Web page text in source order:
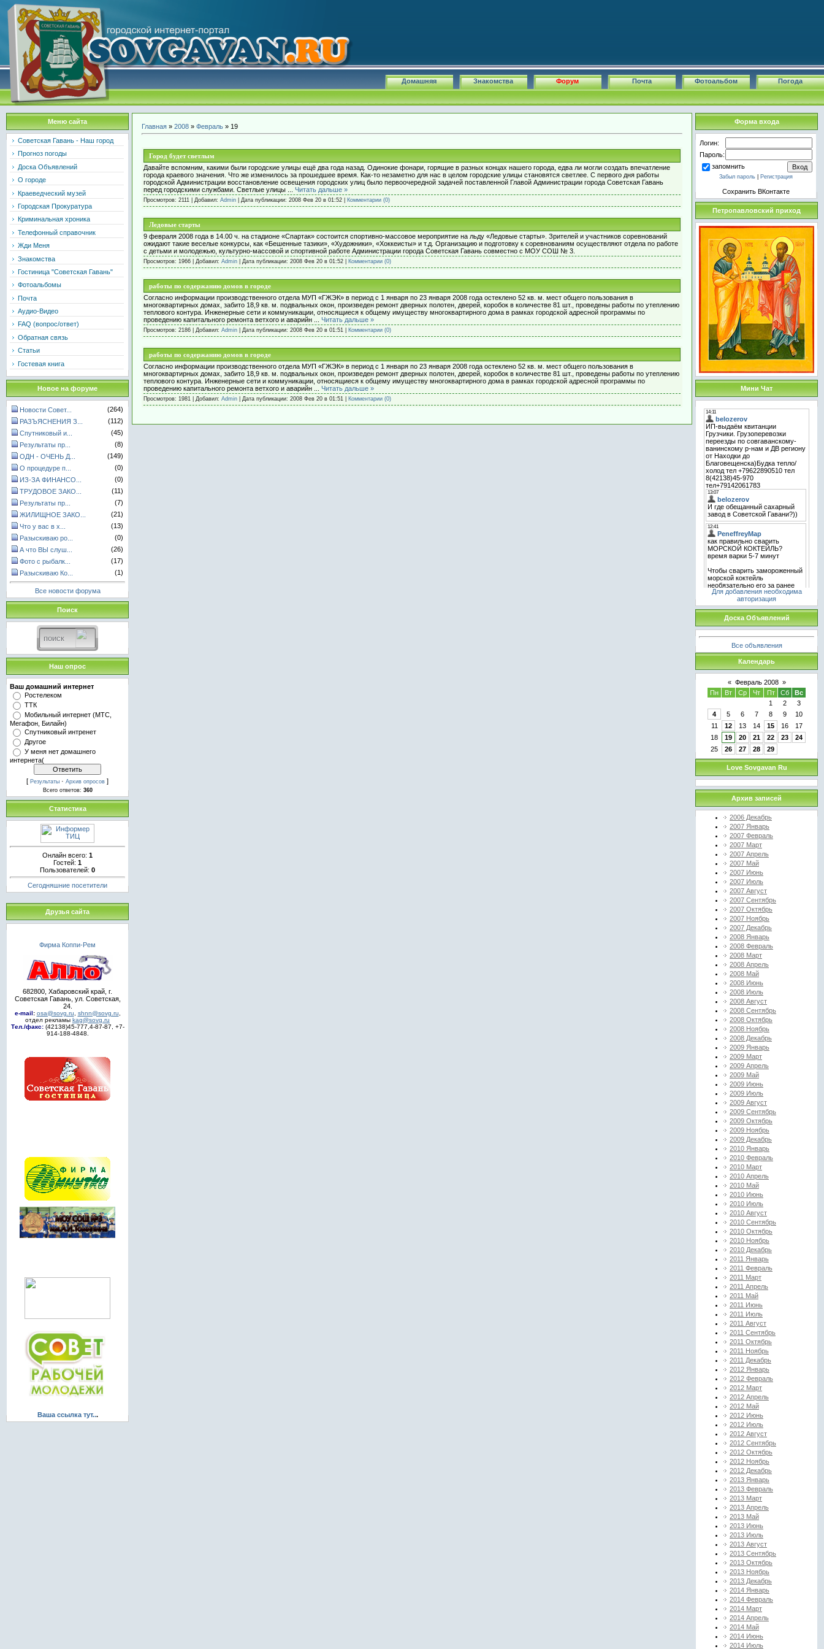
Погода
Фотоальбом
Почта
Форум
Знакомства
Домашняя
Меню сайта
Советская Гавань - Наш город
Прогноз погоды
Доска Объявлений
О городе
Краеведческий музей
Городская Прокуратура
Криминальная хроника
Телефонный справочник
Жди Меня
Знакомства
Гостиница "Советская Гавань"
Фотоальбомы
Почта
Аудио-Видео
FAQ (вопрос/ответ)
Обратная связь
Статьи
Гостевая книга
Новое на форуме
Новости Совет...
(264)
РАЗЪЯСНЕНИЯ З...
(112)
Спутниковый и...
(45)
Результаты пр...
(8)
ОДН - ОЧЕНЬ Д...
(149)
О процедуре п...
(0)
ИЗ-ЗА ФИНАНСО...
(0)
ТРУДОВОЕ ЗАКО...
(11)
Результаты пр...
(7)
ЖИЛИЩНОЕ ЗАКО...
(21)
Что у вас в х...
(13)
Разыскиваю ро...
(0)
А что ВЫ слуш...
(26)
Фото с рыбалк...
(17)
Разыскиваю Ко...
(1)
Все новости форума
Поиск
Наш опрос
Ваш домашний интернет
Ростелеком
ТТК
Мобильный интернет (МТС,
Мегафон, Билайн)
Спутниковый интренет
Другое
У меня нет домашнего
интернета(
[ Результаты · Архив опросов ]
Всего ответов: 360
Статистика
Онлайн всего: 1
Гостей: 1
Пользователей: 0
Сегодняшние посетители
Друзья сайта
Фирма Коппи-Рем
682800, Хабаровский край, г.
Советская Гавань, ул. Советская,
24.
e-mail: osa@sovg.ru shnn@sovg.ru
отдел рекламы kag@sovg.ru
Тел./факс:(42138)45-777,4-87-87, +7-
914-188-4848.
Ваша ссылка тут...
Главная » 2008 » Февраль » 19
Город будет светлым
Давайте вспомним, какими были городские улицы ещё два года назад. Одинокие фонари, горящие в разных концах нашего города, едва ли могли создать впечатление
города краевого значения. Что же изменилось за прошедшее время. Как-то незаметно для нас в целом городские улицы становятся светлее. С первого дня работы
городской Администрации восстановление освещения городских улиц было первоочередной задачей поставленной Главой Администрации города Советская Гавань
перед городскими службами. Светлые улицы
Читать дальше »
Просмотров: 2111 | Добавил: Admin | Дата публикации: 2008 Фев 20 в 01:52 Комментарии (0)
Ледовые старты
9 февраля 2008 года в 14.00 ч. на стадионе «Спартак» состоится спортивно-массовое мероприятие на льду «Ледовые старты». Зрителей и участников соревнований
ожидают такие веселые конкурсы, как «Бешенные тазики», «Художники», «Хоккеисты» и т.д. Организацию и подготовку к соревнованиям осуществляют отдела по работе
с детьми и молодежью, культурно-массовой и спортивной работе Администрации города Советская Гавань совместно с МОУ СОШ № 3.
Просмотров: 1966 | Добавил: Admin | Дата публикации: 2008 Фев 20 в 01:52 Комментарии (0)
работы по содержанию домов в городе
Согласно информации производственного отдела МУП «ГЖЭК» в период с 1 января по 23 января 2008 года остеклено 52 кв. м. мест общего пользования в
многоквартирных домах, забито 18,9 кв. м. подвальных окон, произведен ремонт дверных полотен, дверей, коробок в количестве 81 шт., проведены работы по утеплению
теплового контура. Инженерные сети и коммуникации, относящиеся к общему имуществу многоквартирного дома в рамках городской адресной программы по
проведению капитального ремонта ветхого и аварийн
Читать дальше »
Просмотров: 2186 | Добавил: Admin | Дата публикации: 2008 Фев 20 в 01:51 Комментарии (0)
работы по содержанию домов в городе
Согласно информации производственного отдела МУП «ГЖЭК» в период с 1 января по 23 января 2008 года остеклено 52 кв. м. мест общего пользования в
многоквартирных домах, забито 18,9 кв. м. подвальных окон, произведен ремонт дверных полотен, дверей, коробок в количестве 81 шт., проведены работы по утеплению
теплового контура. Инженерные сети и коммуникации, относящиеся к общему имуществу многоквартирного дома в рамках городской адресной программы по
проведению капитального ремонта ветхого и аварийн
Читать дальше »
Просмотров: 1981 | Добавил: Admin | Дата публикации: 2008 Фев 20 в 01:51 Комментарии (0)
Форма входа
Логин:
Пароль:
запомнить
Забыл пароль Регистрация
Сохранить ВКонтакте
Петропавловский приход
Мини Чат
Для добавления необходима
авторизация
Доска Объявлений
Все объявления
Календарь
« Февраль 2008 »
Пн
Вт Ср Чт Пт Сб
Вс
1
2
3
4
5 6 7 8 9
10
11
12 13 14 15 16
17
18
19 20 21 22 23
24
25
26 27 28 29
Love Sovgavan Ru
Архив записей
2006 Декабрь
2007 Январь
2007 Февраль
2007 Март
2007 Апрель
2007 Май
2007 Июнь
2007 Июль
2007 Август
2007 Сентябрь
2007 Октябрь
2007 Ноябрь
2007 Декабрь
2008 Январь
2008 Февраль
2008 Март
2008 Апрель
2008 Май
2008 Июнь
2008 Июль
2008 Август
2008 Сентябрь
2008 Октябрь
2008 Ноябрь
2008 Декабрь
2009 Январь
2009 Март
2009 Апрель
2009 Май
2009 Июнь
2009 Июль
2009 Август
2009 Сентябрь
2009 Октябрь
2009 Ноябрь
2009 Декабрь
2010 Январь
2010 Февраль
2010 Март
2010 Апрель
2010 Май
2010 Июнь
2010 Июль
2010 Август
2010 Сентябрь
2010 Октябрь
2010 Ноябрь
2010 Декабрь
2011 Январь
2011 Февраль
2011 Март
2011 Апрель
2011 Май
2011 Июнь
2011 Июль
2011 Август
2011 Сентябрь
2011 Октябрь
2011 Ноябрь
2011 Декабрь
2012 Январь
2012 Февраль
2012 Март
2012 Апрель
2012 Май
2012 Июнь
2012 Июль
2012 Август
2012 Сентябрь
2012 Октябрь
2012 Ноябрь
2012 Декабрь
2013 Январь
2013 Февраль
2013 Март
2013 Апрель
2013 Май
2013 Июнь
2013 Июль
2013 Август
2013 Сентябрь
2013 Октябрь
2013 Ноябрь
2013 Декабрь
2014 Январь
2014 Февраль
2014 Март
2014 Апрель
2014 Май
2014 Июнь
2014 Июль